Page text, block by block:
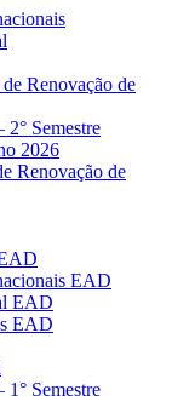
Renovação de
Semestre
2026
Renovação de
EAD
EAD
EAD
Semestre